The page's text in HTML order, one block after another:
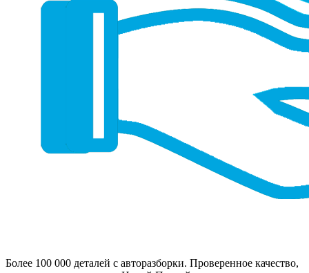
Более 100 000 деталей с авторазборки. Проверенное качество,